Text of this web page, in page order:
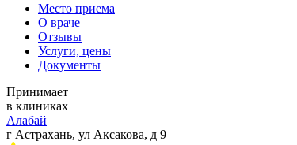
Место приема
О враче
Отзывы
Услуги, цены
Документы
Принимает
в клиниках
Алабай
г Астрахань, ул Аксакова, д 9